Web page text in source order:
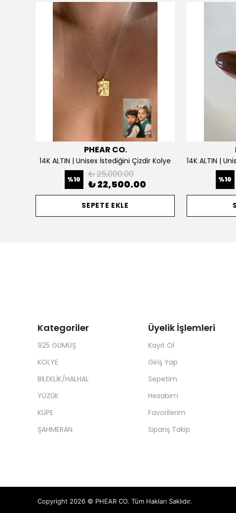
PHEAR CO.
14K ALTIN | Unisex İstediğini Çizdir Kolye
%10 ₺ 25,000.00
₺ 22,500.00
SEPETE EKLE
%10
Kategoriler
925 GÜMÜŞ
KOLYE
BİLEKLİK/HALHAL
YÜZÜK
KÜPE
ŞAHMERAN
Üyelik İşlemleri
Kayıt Ol
Giriş Yap
Sepetim
Hesabım
Favorilerim
Sipariş Takip
Copyright 2026 © PHEAR CO. Tüm Hakları Saklıdır.